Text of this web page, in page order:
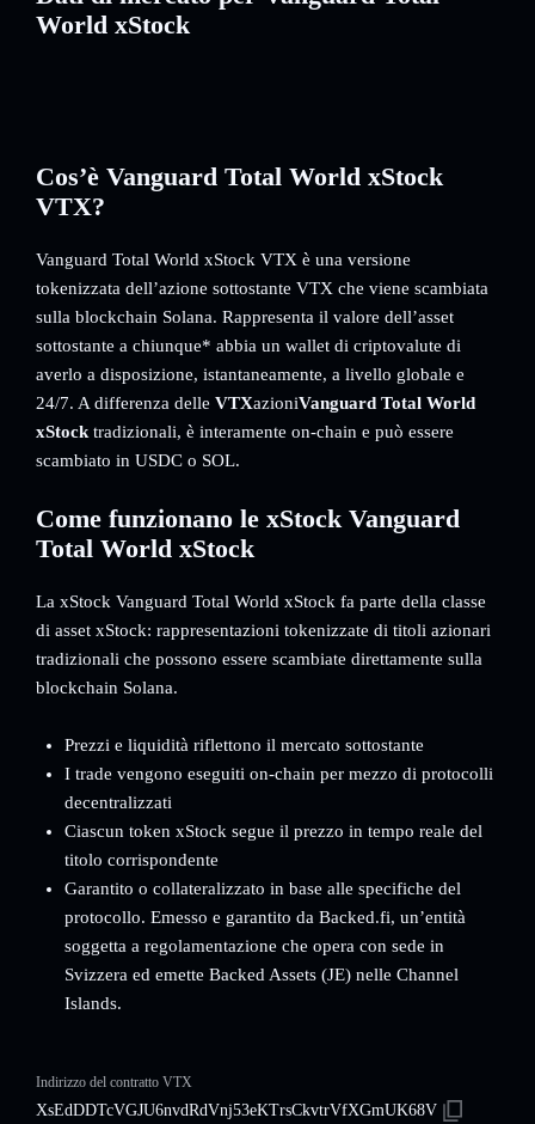
World xStock
Cos’è Vanguard Total World xStock
VTX?
Vanguard Total World xStock VTX è una versione
tokenizzata dell’azione sottostante VTX che viene scambiata
sulla blockchain Solana. Rappresenta il valore dell’asset
sottostante a chiunque* abbia un wallet di criptovalute di
averlo a disposizione, istantaneamente, a livello globale e
24/7. A differenza delle VTXazioniVanguard Total World
xStock tradizionali, è interamente on-chain e può essere
scambiato in USDC o SOL.
Come funzionano le xStock Vanguard
Total World xStock
La xStock Vanguard Total World xStock fa parte della classe
di asset xStock: rappresentazioni tokenizzate di titoli azionari
tradizionali che possono essere scambiate direttamente sulla
blockchain Solana.
Prezzi e liquidità riflettono il mercato sottostante
I trade vengono eseguiti on-chain per mezzo di protocolli
decentralizzati
Ciascun token xStock segue il prezzo in tempo reale del
titolo corrispondente
Garantito o collateralizzato in base alle specifiche del
protocollo. Emesso e garantito da Backed.fi, un’entità
soggetta a regolamentazione che opera con sede in
Svizzera ed emette Backed Assets (JE) nelle Channel
Islands.
Indirizzo del contratto VTX
XsEdDDTcVGJU6nvdRdVnj53eKTrsCkvtrVfXGmUK68V